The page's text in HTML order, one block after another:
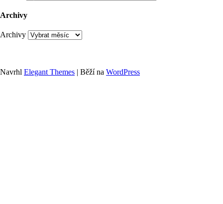
Archivy
Archivy
Navrhl Elegant Themes | Běží na WordPress